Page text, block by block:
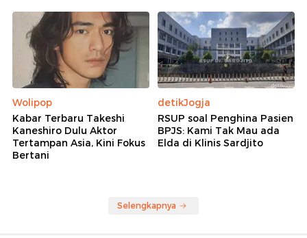
Wolipop
Kabar Terbaru Takeshi
Kaneshiro Dulu Aktor
Tertampan Asia, Kini Fokus
Bertani
detikJogja
RSUP soal Penghina Pasien
BPJS: Kami Tak Mau ada
Elda di Klinis Sardjito
Selengkapnya